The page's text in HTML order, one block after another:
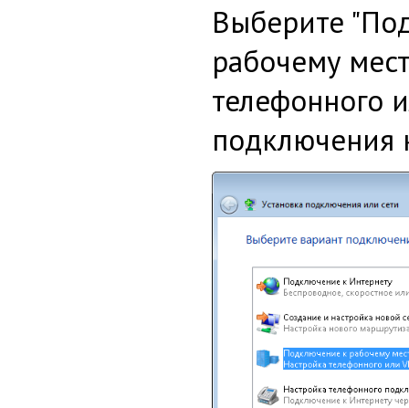
Выберите
рабочему
телефонного
подключения